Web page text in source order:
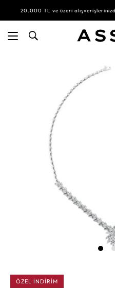
20.000 TL ve üzeri
ÖZEL İNDİRİM